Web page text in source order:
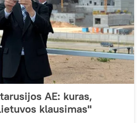
AE: kuras,
klausimas"